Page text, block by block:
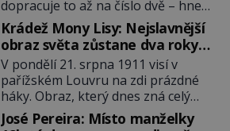
dopracuje to až na číslo dvě – hned
po Usámovi bin Ládinovi (1957–
2011). To je James „Whitey“ Bulger
(1929–2018) viněný ze spoluúčasti
na 19 vraždách, vydírání a lichvy. A
samozřejmě, krom toho je ještě
drogový dealer, který neváhá
odstranit z cesty všechny práskače,
Krádež Mony Lisy: Nejslavnější
obraz světa zůstane dva roky
nezvěstný
V pondělí 21. srpna 1911 visí v
pařížském Louvru na zdi prázdné
háky. Obraz, který dnes zná celý
svět, je pryč. Zpočátku si nikdo
José Pereira: Místo manželky